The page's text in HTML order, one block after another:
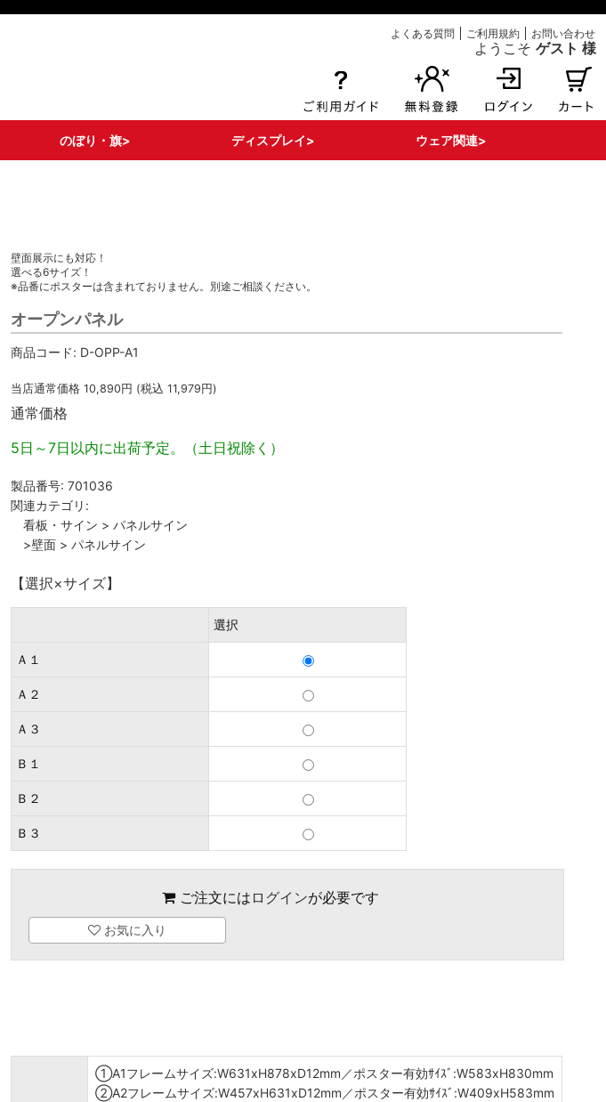
よくある質問 ご利用規約 お問い合わせ
ようこそ ゲスト 様
のぼり・旗> ディスプレイ> ウェア関連>
壁面展示にも対応！
選べる6サイズ！
※品番にポスターは含まれておりません。別途ご相談ください。
オープンパネル
商品コード: D-OPP-A1
当店通常価格 10,890 円 (税込 11,979 円)
通常価格
5日～7日以内に出荷予定。（土日祝除く）
製品番号: 701036
関連カテゴリ:
看板・サイン > パネルサイン
>壁面 > パネルサイン
【選択×サイズ】
選択
Ａ１
Ａ２
Ａ３
Ｂ１
Ｂ２
Ｂ３
ご注文には ログインが必要です
お気に入り
①A1フレームサイズ:W631xH878xD12mm／ポスター有効ｻｲｽﾞ:W583xH830mm
②A2フレームサイズ:W457xH631xD12mm／ポスター有効ｻｲｽﾞ:W409xH583mm